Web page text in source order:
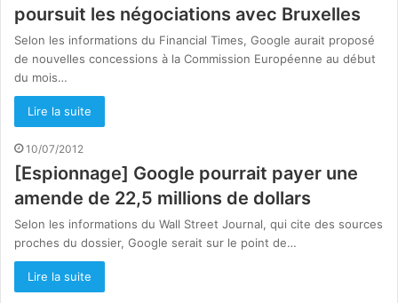
poursuit les négociations avec Bruxelles
Selon les informations du Financial Times, Google aurait proposé
de nouvelles concessions à la Commission Européenne au début
du mois…
Lire la suite
10/07/2012
[Espionnage] Google pourrait payer une
amende de 22,5 millions de dollars
Selon les informations du Wall Street Journal, qui cite des sources
proches du dossier, Google serait sur le point de…
Lire la suite